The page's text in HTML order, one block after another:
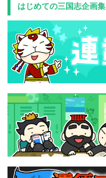
はじめての三国志企画集